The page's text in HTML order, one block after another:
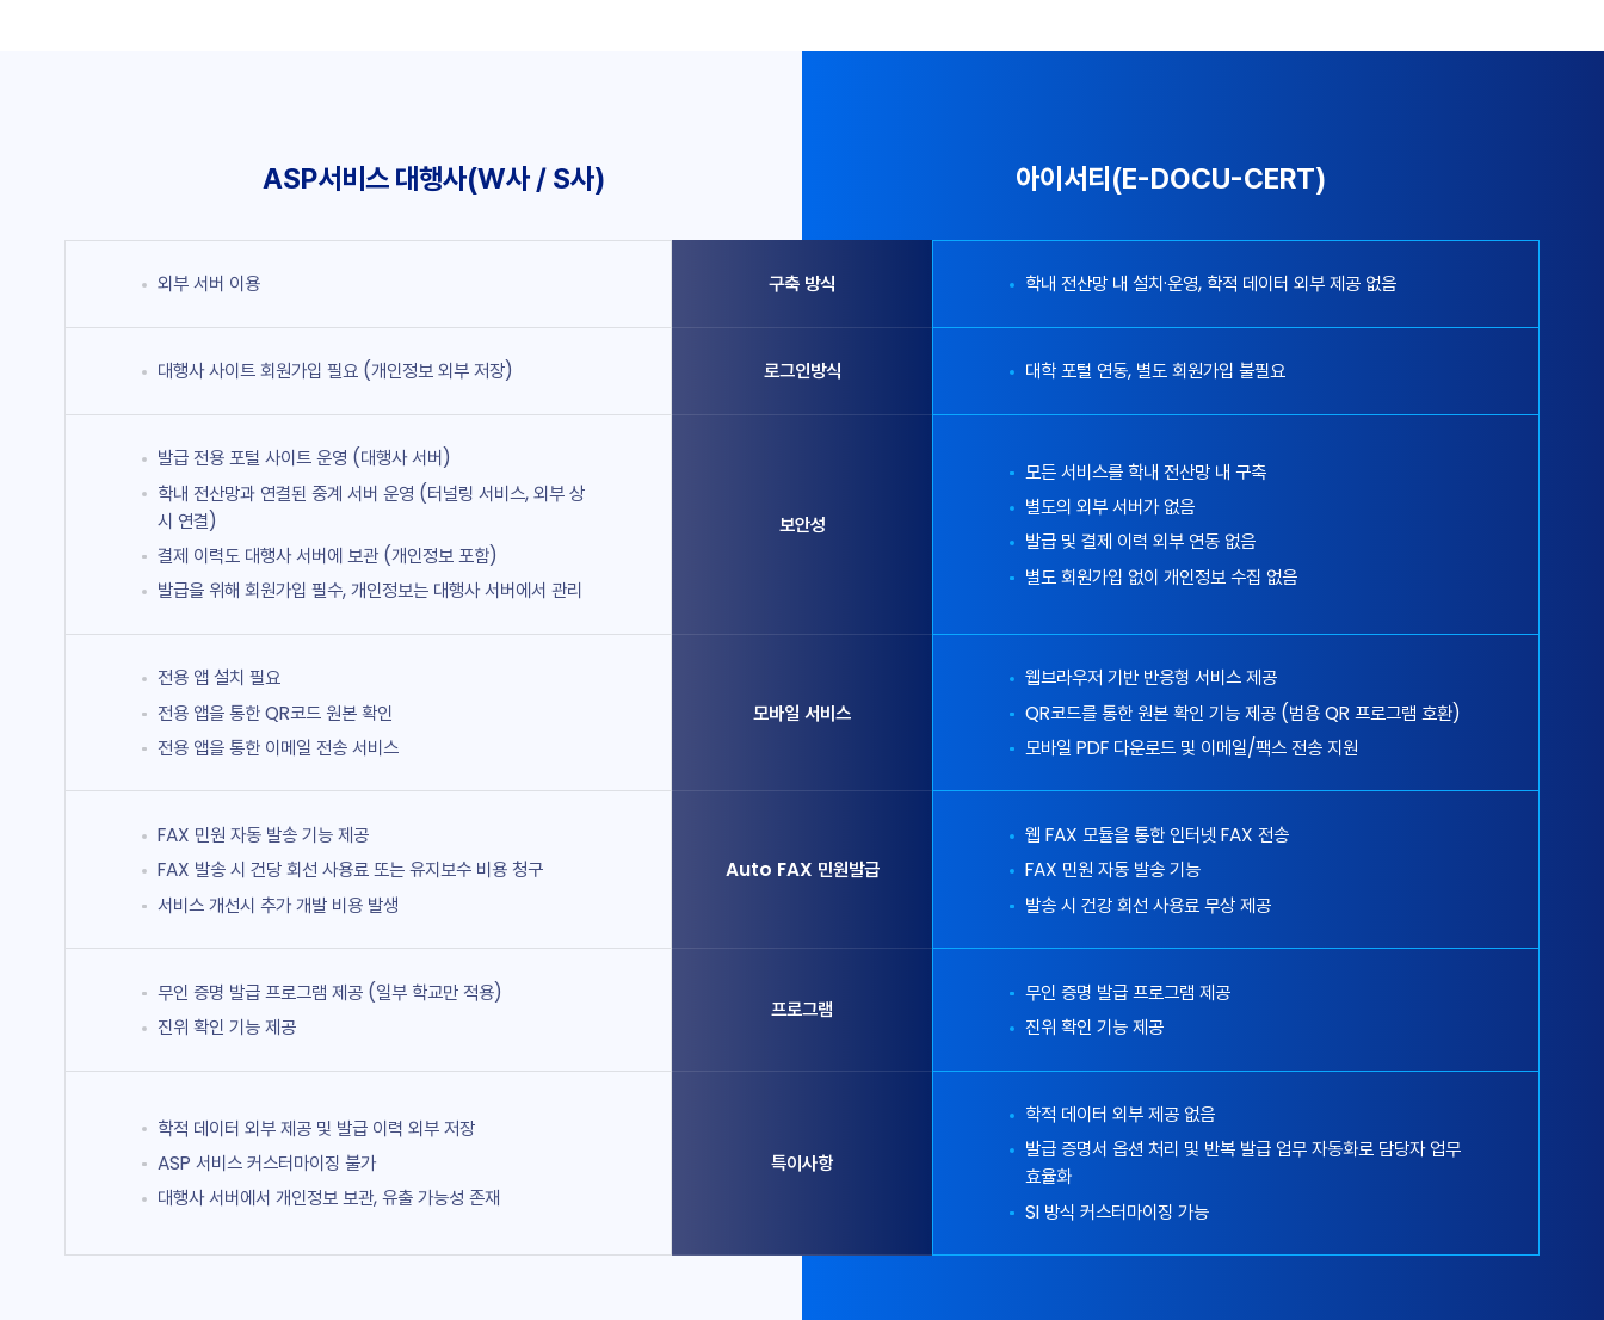
ASP서비스 대행사(W사 / S사) 아이서티(E-DOCU-CERT)
외부 서버 이용 구축 방식 학내 전산망 내 설치·운영, 학적 데이터 외부 제공 없음
대행사 사이트 회원가입 필요 (개인정보 외부 저장) 로그인방식 대학 포털 연동, 별도 회원가입 불필요
발급 전용 포털 사이트 운영 (대행사 서버)
학내 전산망과 연결된 중계 서버 운영 (터널링 서비스, 외부 상
시 연결)
결제 이력도 대행사 서버에 보관 (개인정보 포함)
발급을 위해 회원가입 필수, 개인정보는 대행사 서버에서 관리
보안성
모든 서비스를 학내 전산망 내 구축
별도의 외부 서버가 없음
발급 및 결제 이력 외부 연동 없음
별도 회원가입 없이 개인정보 수집 없음
전용 앱 설치 필요
전용 앱을 통한 QR코드 원본 확인
전용 앱을 통한 이메일 전송 서비스
모바일 서비스
웹브라우저 기반 반응형 서비스 제공
QR코드를 통한 원본 확인 기능 제공 (범용 QR 프로그램 호환)
모바일 PDF 다운로드 및 이메일/팩스 전송 지원
FAX 민원 자동 발송 기능 제공
FAX 발송 시 건당 회선 사용료 또는 유지보수 비용 청구
서비스 개선시 추가 개발 비용 발생
Auto FAX 민원발급
웹 FAX 모듈을 통한 인터넷 FAX 전송
FAX 민원 자동 발송 기능
발송 시 건강 회선 사용료 무상 제공
무인 증명 발급 프로그램 제공 (일부 학교만 적용)
진위 확인 기능 제공
프로그램
무인 증명 발급 프로그램 제공
진위 확인 기능 제공
학적 데이터 외부 제공 및 발급 이력 외부 저장
ASP 서비스 커스터마이징 불가
대행사 서버에서 개인정보 보관, 유출 가능성 존재
특이사항
학적 데이터 외부 제공 없음
발급 증명서 옵션 처리 및 반복 발급 업무 자동화로 담당자 업무
효율화
SI 방식 커스터마이징 가능